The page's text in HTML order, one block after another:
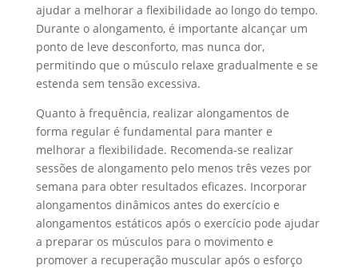
ajudar a melhorar a flexibilidade ao longo do tempo.
Durante o alongamento, é importante alcançar um
ponto de leve desconforto, mas nunca dor,
permitindo que o músculo relaxe gradualmente e se
estenda sem tensão excessiva.
Quanto à frequência, realizar alongamentos de
forma regular é fundamental para manter e
melhorar a flexibilidade. Recomenda-se realizar
sessões de alongamento pelo menos três vezes por
semana para obter resultados eficazes. Incorporar
alongamentos dinâmicos antes do exercício e
alongamentos estáticos após o exercício pode ajudar
a preparar os músculos para o movimento e
promover a recuperação muscular após o esforço